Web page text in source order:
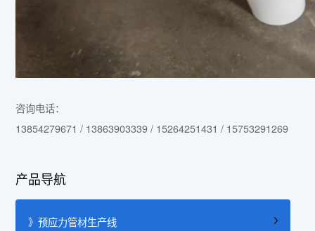
咨询电话：
13854279671 / 13863903339 / 15264251431 / 15753291269
产品导航
》预应力管材生产线